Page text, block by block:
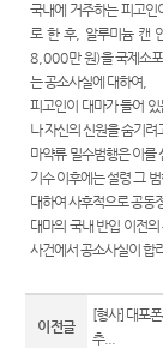
재판개
정 및
법정안
내
관할구
역
시/군
법원
등기과/
청사안
Club
포토뉴
스
관안내
통합열
람복사
실
재판안
내서
English
Guide
등의 접
판결서
인터넷
열람
각급법
원안내
법원견
학
정보공
개
국내에 거주하는 피고인
로 한 후, 알루미늄 캔
8,000만 원)을 국제소
는 공소사실에 대하여,
피고인이 대마가 들어
나 자신의 신원을 숨기려
마약류 밀수범행은 이를
기수 이후에는 설령 그
대하여 사후적으로 공동
대마의 국내 반입 이전
사건에서공소사실이 합
이전글
[형사] 대포
추...